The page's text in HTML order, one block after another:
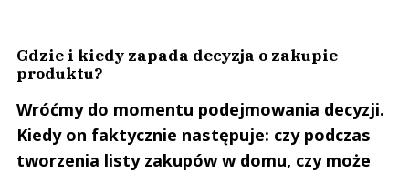
Gdzie i kiedy zapada decyzja o zakupie
produktu?
Wróćmy do momentu podejmowania decyzji.
Kiedy on faktycznie następuje: czy podczas
tworzenia listy zakupów w domu, czy może